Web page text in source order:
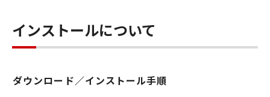
ウェア」、または「本ソフトウェア」の使用に
起因または関連してお客様と第三者との間に生
じたいかなる紛争についても、一切責任を負わ
８．契約期間
インストールについて
ダウンロード／インストール手順